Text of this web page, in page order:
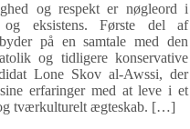
og respekt er nøgleord i
og eksistens. Første del af
på en samtale med den
og tidligere konservative
Lone Skov al-Awssi, der
erfaringer med at leve i et
tværkulturelt ægteskab. […]